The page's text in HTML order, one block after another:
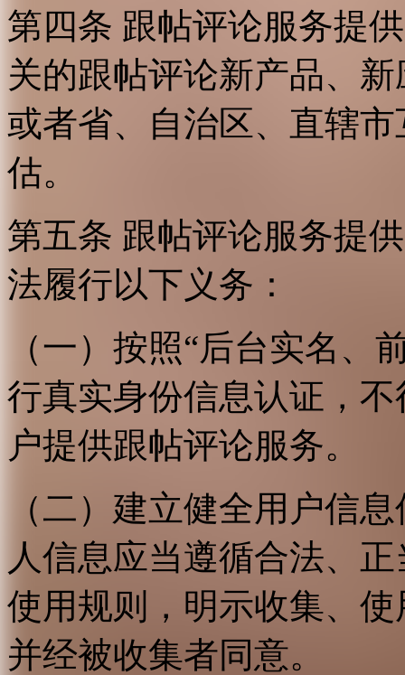
第四条 跟帖评论服务提
关的跟帖评论新产品、
或者省、自治区、直辖
估。
第五条 跟帖评论服务提
法履行以下义务：
（一）按照“后台实名、
行真实身份信息认证，
户提供跟帖评论服务。
（二）建立健全用户信
人信息应当遵循合法、
使用规则，明示收集、
并经被收集者同意。